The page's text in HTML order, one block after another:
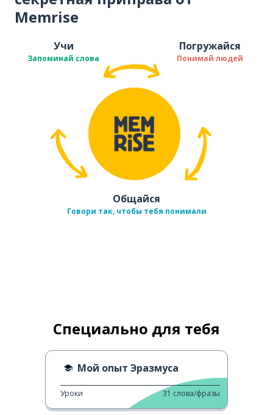
Memrise
Учи
Запоминай слова
Погружайся
Понимай людей
Общайся
Говори так, чтобы тебя понимали
Специально для тебя
Мой опыт Эразмуса
Уроки 31 слова/фразы